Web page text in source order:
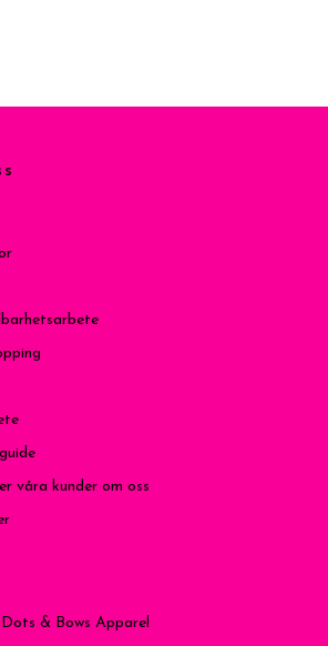
våra kunder om oss
& Bows Apparel